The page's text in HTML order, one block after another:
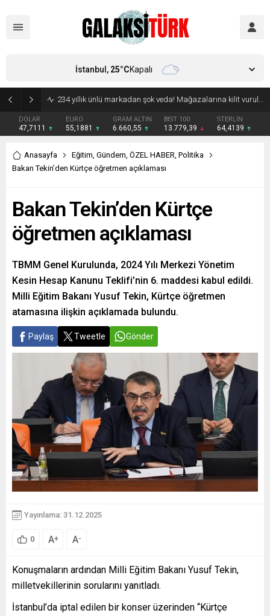
Vücudunuzu zehirliyor: Varsa çöpe atın! Yiyeni hasta ediyor
DOLAR
47,7111
EURO
55,1881
GRAM ALTIN
6.660,55
BIST 100
13.779,39
STERLİN
64,4139
İstanbul, 25°CKapalı
Anasayfa Eğitim, Gündem, ÖZEL HABER, Politika
Bakan Tekin’den Kürtçe öğretmen açıklaması
Bakan Tekin’den Kürtçe
öğretmen açıklaması
TBMM Genel Kurulunda, 2024 Yılı Merkezi Yönetim
Kesin Hesap Kanunu Teklifi’nin 6. maddesi kabul edildi.
Milli Eğitim Bakanı Yusuf Tekin, Kürtçe öğretmen
atamasına ilişkin açıklamada bulundu.
Paylaş Tweetle Gönder
Yayınlama: 31.12.2025
0 A+ A-
Konuşmaların ardından Milli Eğitim Bakanı Yusuf Tekin,
milletvekillerinin sorularını yanıtladı.
İstanbul’da iptal edilen bir konser üzerinden “Kürtçe